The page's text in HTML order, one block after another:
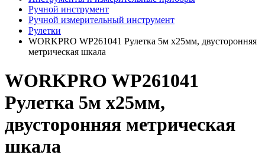
Ручной инструмент
Ручной измерительный инструмент
Рулетки
WORKPRO WP261041 Рулетка 5м х25мм, двусторонняя
метрическая шкала
WORKPRO WP261041
Рулетка 5м х25мм,
двусторонняя метрическая
шкала